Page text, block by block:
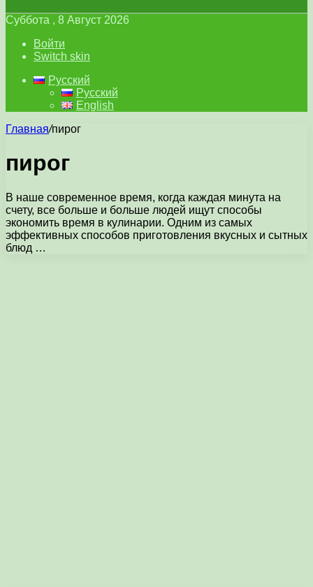
Суббота , 8 Август 2026
Войти
Switch skin
Русский
Русский
English
Главная/пирог
пирог
В наше современное время, когда каждая минута на
счету, все больше и больше людей ищут способы
экономить время в кулинарии. Одним из самых
эффективных способов приготовления вкусных и сытных
блюд …